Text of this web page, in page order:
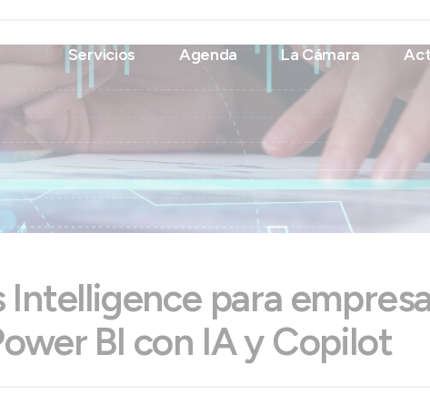
Servicios Agenda La Cámara
Intelligence para
BI con IA y Copilot